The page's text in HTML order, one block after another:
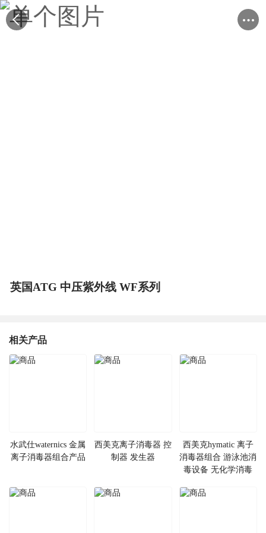
英国ATG 中压紫外线 WF系列
相关产品
水武仕waternics 金属
离子消毒器组合产品
西美克离子消毒器 控
制器 发生器
西美克hymatic 离子
消毒器组合 游泳池消
毒设备 无化学消毒